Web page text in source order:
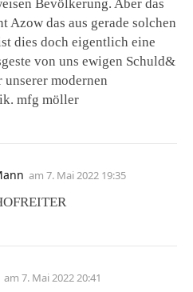
Bevölkerung. Aber das
Azow das aus gerade solchen
dies doch eigentlich eine
von uns ewigen Schuld&
unserer modernen
mfg möller
am 7. Mai 2022 19:35
am 7. Mai 2022 20:41